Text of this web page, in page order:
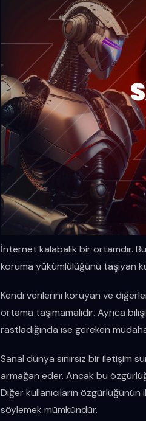
İnternet kalabalık bir ortamdır.
koruma yükümlülüğünü taşıyan
Kendi verilerini koruyan ve
ortama taşımamalıdır. Ayrıca
rastladığında ise gereken
Sanal dünya sınırsız bir iletişim
armağan eder. Ancak bu
Diğer kullanıcıların özgürlüğünün
söylemek mümkündür.